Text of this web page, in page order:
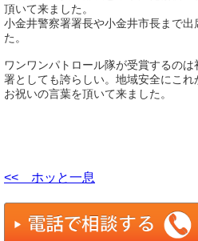
頂いて来ました。
小金井警察署署長や小金井市長まで
た。
ワンワンパトロール隊が受賞するの
署としても誇らしい。地域安全にこ
お祝いの言葉を頂いて来ました。
<< ホッと一息